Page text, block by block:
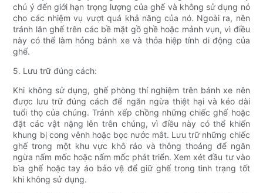
chú ý đến giới hạn trọng lượng của ghế và không sử dụng nó
cho các nhiệm vụ vượt quá khả năng của nó. Ngoài ra, nên
tránh lăn ghế trên các bề mặt gồ ghề hoặc mảnh vụn, vì điều
này có thể làm hỏng bánh xe và thỏa hiệp tính di động của
ghế.
5. Lưu trữ đúng cách:
Khi không sử dụng, ghế phòng thí nghiệm trên bánh xe nên
được lưu trữ đúng cách để ngăn ngừa thiệt hại và kéo dài
tuổi thọ của chúng. Tránh xếp chồng những chiếc ghế hoặc
đặt các vật nặng lên trên chúng, vì điều này có thể khiến
khung bị cong vênh hoặc bọc nước mắt. Lưu trữ những chiếc
ghế trong một khu vực khô ráo và thông thoáng để ngăn
ngừa nấm mốc hoặc nấm mốc phát triển. Xem xét đầu tư vào
bìa ghế hoặc tay áo bảo vệ để giữ ghế trong tình trạng tốt
khi không sử dụng.